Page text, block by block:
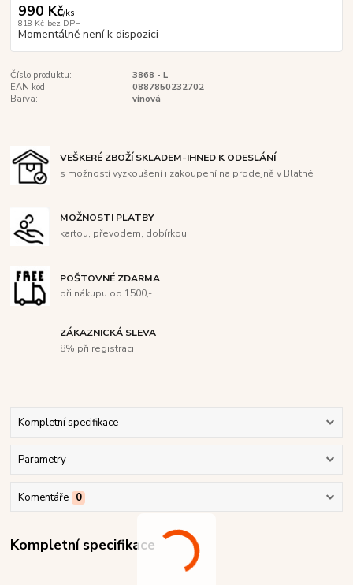
990 Kč/ks
818 Kč bez DPH
Momentálně není k dispozici
Číslo produktu:
3868 - L
EAN kód:
0887850232702
Barva:
vínová
VEŠKERÉ ZBOŽÍ SKLADEM-IHNED K ODESLÁNÍ
s možností vyzkoušení i zakoupení na prodejně v Blatné
MOŽNOSTI PLATBY
kartou, převodem, dobírkou
POŠTOVNÉ ZDARMA
při nákupu od 1500,-
ZÁKAZNICKÁ SLEVA
8% při registraci
Kompletní specifikace
Parametry
Komentáře 0
Kompletní specifikace